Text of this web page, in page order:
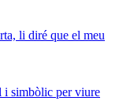
li diré que el meu
i simbòlic per viure